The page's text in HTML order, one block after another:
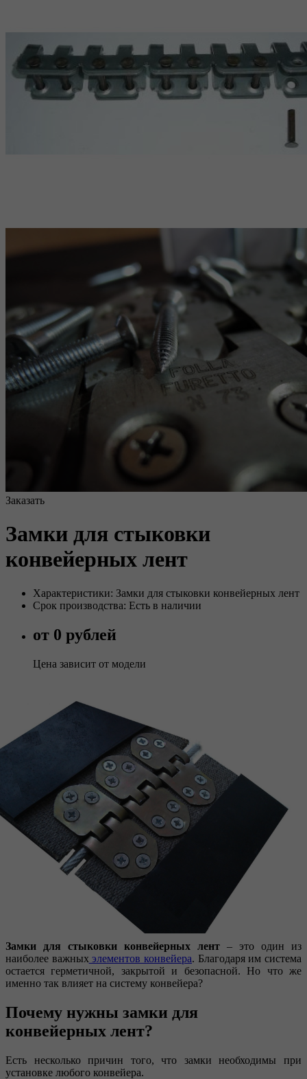
Заказать
Замки для стыковки
конвейерных лент
Характеристики: Замки для стыковки конвейерных лент
Срок производства: Есть в наличии
от 0 рублей
Цена зависит от модели
Замки для стыковки конвейерных лент – это один из
наиболее важных элементов конвейера. Благодаря им система
остается герметичной, закрытой и безопасной. Но что же
именно так влияет на систему конвейера?
Почему нужны замки для
конвейерных лент?
Есть несколько причин того, что замки необходимы при
установке любого конвейера.